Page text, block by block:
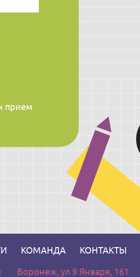
прием
КОМАНДА КОНТАКТЫ
Воронеж, ул 9 Января, 161